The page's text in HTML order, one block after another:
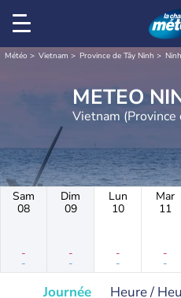
Météo Vietnam Province de Tây Ninh
Vietnam (Province
Sam
08
-
-
Dim
09
-
-
Lun
10
-
-
Mar
11
-
-
Journée Heure /